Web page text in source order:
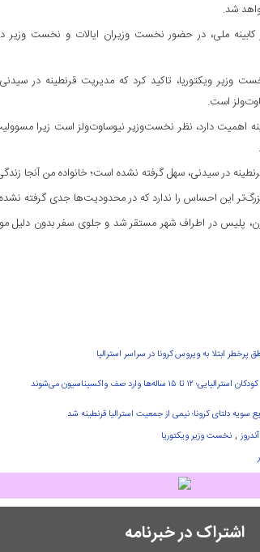
شد.
کابینه ملی، در حضور نخست وزیران ایالات و نخست وزیر
وزیر ویکتوریا، تاکید کرد که مدیریت قرنطینه در
است.
اهمیت دارد، نظر نخست‌وزیر نیوساوت‌ولز است زیرا
در سیدنی، سهل گرفته نشده است؛ خانواده من آنجا
این احساس را ندارد که در محدودیت‌ها جدی گرفته
پلیس در اطراف شهر مستقر شد و جلوی سفر بدون دلیل
پرخطر ابتلا به ویروس کرونا در سراسر استرالیا
۱۵ ساله‌ها وارد صف واکسیناسیون می‌شوند
دلتای کرونا؛ نیمی از جمعیت استرالیا قرنطینه شد
, نخست وزیر ویکتوریا
اشتراک در خبرنامه